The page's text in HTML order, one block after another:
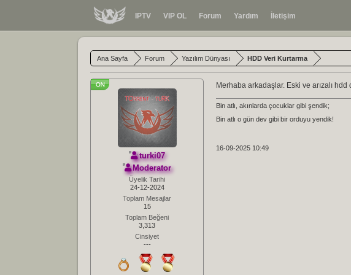
IPTV VIP OL Forum Yardım İletişim
Ana Sayfa Forum Yazılım Dünyası HDD Veri Kurtarma
turki07
Moderator
Üyelik Tarihi
24-12-2024
Toplam Mesajlar
15
Toplam Beğeni
3,313
Cinsiyet
---
Merhaba arkadaşlar. Eski ve arızalı
Bin atlı, akınlarda çocuklar gibi şendik;
Bin atlı o gün dev gibi bir orduyu yendik!
16-09-2025 10:49